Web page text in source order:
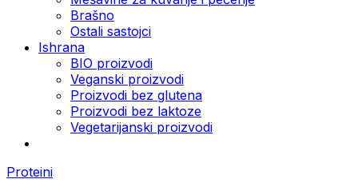
Brašno
Ostali sastojci
Ishrana
BIO proizvodi
Veganski proizvodi
Proizvodi bez glutena
Proizvodi bez laktoze
Vegetarijanski proizvodi
Proteini